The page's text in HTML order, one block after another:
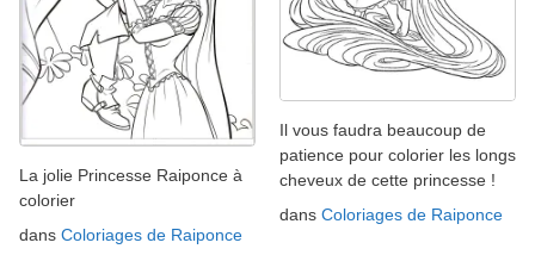
La jolie Princesse Raiponce à
colorier
dans Coloriages de Raiponce
Il vous faudra beaucoup de
patience pour colorier les longs
cheveux de cette princesse !
dans Coloriages de Raiponce